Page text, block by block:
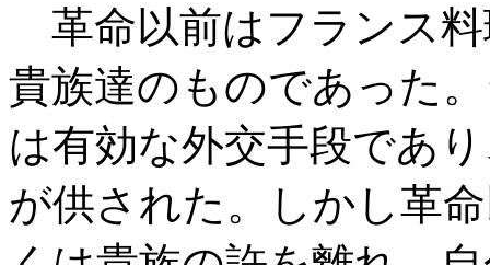
革命以前はフランス
貴族達のものであった
は有効な外交手段であ
が供された。しかし革